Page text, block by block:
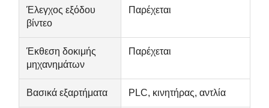
Έλεγχος εξόδου
βίντεο
Παρέχεται
Έκθεση δοκιμής
μηχανημάτων
Παρέχεται
Βασικά εξαρτήματα PLC, κινητήρας, αντλία